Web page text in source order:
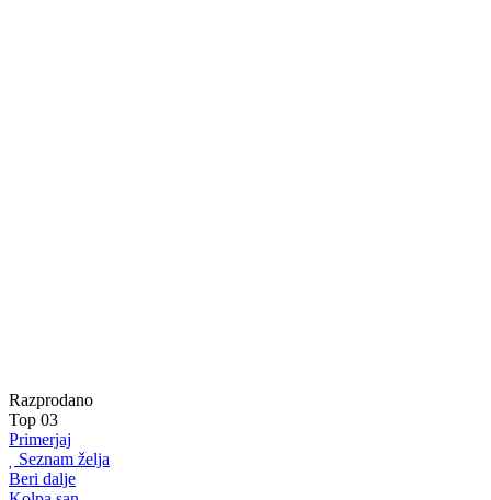
Razprodano
Top 03
Primerjaj
Seznam želja
Beri dalje